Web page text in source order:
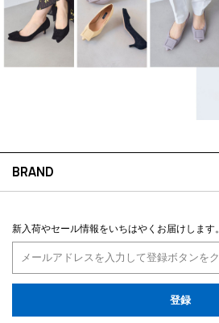
BRAND
新入荷やセール情報をいちはやくお届けします。
登録